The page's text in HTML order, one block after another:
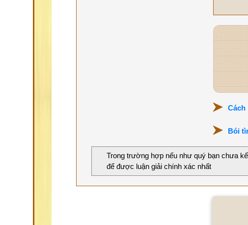
Cách
Bói
Trong trường hợp nếu như quý bạn chưa
để được luận giải chính xác nhất